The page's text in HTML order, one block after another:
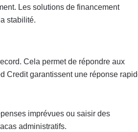
Les solutions de financement
stabilité.
Cela permet de répondre aux
Credit garantissent une réponse
imprévues ou saisir des
administratifs.